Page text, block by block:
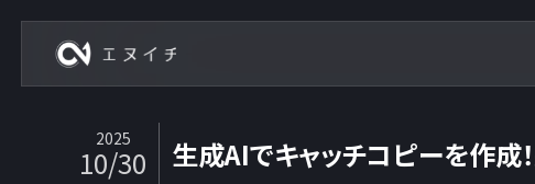
生成AIでキャッチコピーを作成
2025
10/30